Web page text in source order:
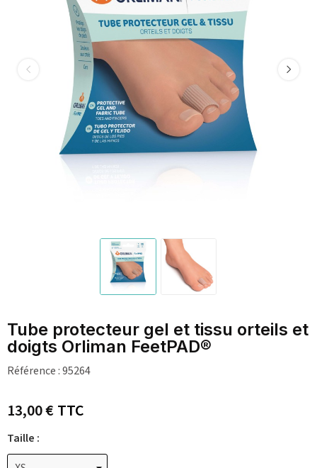
Tube protecteur gel et tissu orteils et
doigts Orliman FeetPAD®
Référence :95264
13,00 €TTC
Taille :